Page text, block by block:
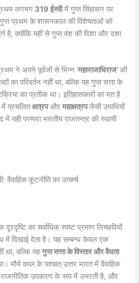
लगभग 319ईस्वीमें गुप्त सिंहासन पर
प्रथम के शासनकाल की विशेषताओं को
है, क्योंकि यहीं से गुप्त वंश की दिशा और दशा
ने अपने पूर्वजों से भिन्न ‘महाराजाधिराज’ की
का परिवर्तन नहीं था, बल्कि यह गुप्त सत्ता के
का प्रतीक था। इतिहासकारों का मत है
में प्रचलितक्षत्रपऔरमहाक्षत्रपजैसी उपाधियों
यही परम्परा भारतीय राजतन्त्र की स्थायी
वैवाहिक कूटनीति का उत्कर्ष
का सर्वाधिक स्पष्ट प्रमाण लिच्छवियों
में दिखाई देता है। यह सम्बन्ध केवल एक
था, बल्कि यहगुप्त सत्ता के विस्तार और वैधता
मौर्य काल के पश्चात् उत्तर भारत में वैवाहिक
राजनीतिक उपकरण के रूप में उभरती है, और